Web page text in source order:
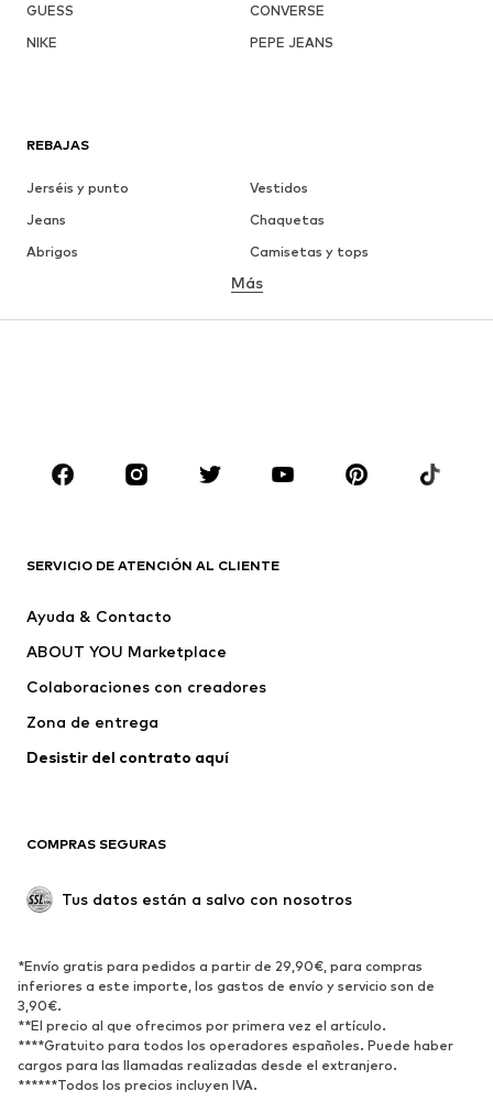
GUESS
CONVERSE
NIKE
PEPE JEANS
REBAJAS
Jerséis y punto
Vestidos
Jeans
Chaquetas
Abrigos
Camisetas y tops
Ropa interior
Zapatos
Deporte
Vestidos
Camisetas y tops
Chaquetas
Jerséis y punto
Ropa interior
Abrigos
Tallas grandes
Reciclado
ZAPATOS
Nuevo
Zapatillas de deporte
Botines
Zapatos de tacón y plataforma Botas
Más
SERVICIO DE ATENCIÓN AL CLIENTE
Ayuda & Contacto
ABOUT YOU Marketplace
Colaboraciones con creadores
Zona de entrega
Desistir del contrato aquí
COMPRAS SEGURAS
Tus datos están a salvo con nosotros
*Envío gratis para pedidos a partir de 29,90€, para compras
inferiores a este importe, los gastos de envío y servicio son de
3,90€.
**El precio al que ofrecimos por primera vez el artículo.
****Gratuito para todos los operadores españoles. Puede haber
cargos para las llamadas realizadas desde el extranjero.
******Todos los precios incluyen IVA.